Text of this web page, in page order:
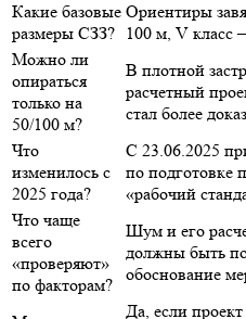
Какие базовые
размеры СЗЗ?
Ориентиры
100 м, V класс
Можно ли
опираться
только на
50/100 м?
В плотной
расчетный
стал более
Что
изменилось с
2025 года?
С 23.06.2025
по подготовке
«рабочий
Что чаще
всего
«проверяют»
по факторам?
Шум и его
должны быть
обоснование
Да, если